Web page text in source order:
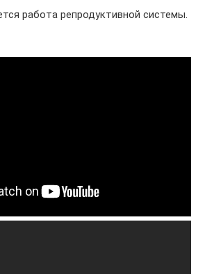
работа репродуктивной системы.